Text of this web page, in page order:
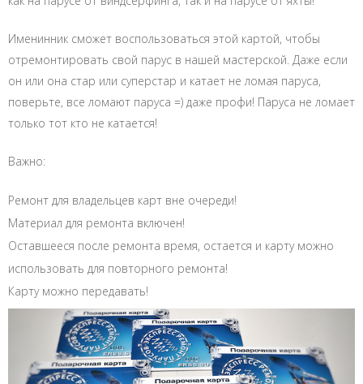
Именинник сможет воспользоваться этой картой, чтобы
отремонтировать свой парус в нашей мастерской. Даже если
он или она стар или суперстар и катает не ломая паруса,
поверьте, все ломают паруса =) даже профи! Паруса не ломает
только тот кто не катается!
Важно:
Ремонт для владельцев карт вне очереди!
Материал для ремонта включен!
Оставшееся после ремонта время, остается и карту можно
использовать для повторного ремонта!
Карту можно передавать!